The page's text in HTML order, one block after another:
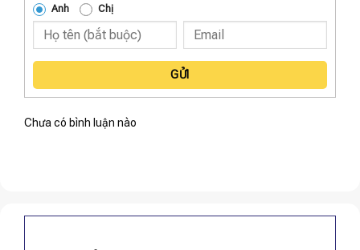
Anh Chị
GỬI
Chưa có bình luận nào